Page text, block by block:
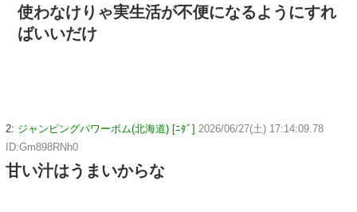
使わなけりゃ実生活が不便になるようにすれ
ばいいだけ
2: ジャンピングパワーボム(北海道) [ﾆﾀﾞ] 2026/06/27(土) 17:14:09.78
ID:Gm898RNh0
甘い汁はうまいからな